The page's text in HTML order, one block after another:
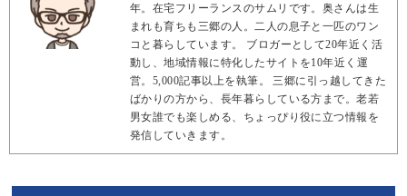
年。在宅フリーランスのサムリです。奥さんは生
まれも育ちも三郷の人。二人の息子と一匹のワン
コと暮らしています。 ブロガーとして20年近く活
動し、地域情報に特化したサイトを10年近く運
営。5,000記事以上を執筆。 三郷に引っ越してきた
ばかりの方から、長年暮らしている方まで。老若
男女誰でも楽しめる、ちょっぴり役に立つ情報を
発信していきます。